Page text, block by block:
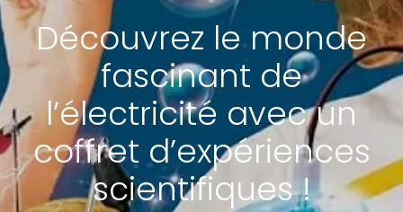
Découvrez le monde
fascinant de
l’électricité avec un
coffret d’expériences
scientifiques !